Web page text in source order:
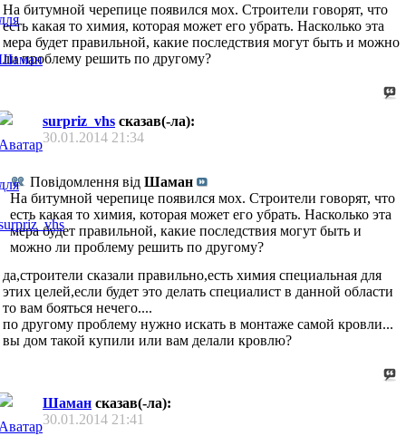
На битумной черепице появился мох. Строители говорят, что
есть какая то химия, которая может его убрать. Насколько эта
мера будет правильной, какие последствия могут быть и можно
ли проблему решить по другому?
surpriz_vhs сказав(-ла):
30.01.2014 21:34
Повідомлення від Шаман
На битумной черепице появился мох. Строители говорят, что
есть какая то химия, которая может его убрать. Насколько эта
мера будет правильной, какие последствия могут быть и
можно ли проблему решить по другому?
да,строители сказали правильно,есть химия специальная для
этих целей,если будет это делать специалист в данной области
то вам бояться нечего....
по другому проблему нужно искать в монтаже самой кровли...
вы дом такой купили или вам делали кровлю?
Шаман сказав(-ла):
30.01.2014 21:41